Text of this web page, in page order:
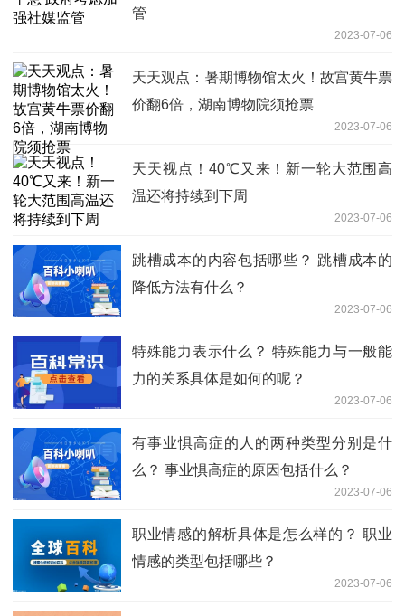
管
2023-07-06
天天观点：暑期博物馆太火！故宫黄牛票
价翻6倍，湖南博物院须抢票
2023-07-06
天天视点！40℃又来！新一轮大范围高
温还将持续到下周
2023-07-06
跳槽成本的内容包括哪些？ 跳槽成本的
降低方法有什么？
2023-07-06
特殊能力表示什么？ 特殊能力与一般能
力的关系具体是如何的呢？
2023-07-06
有事业惧高症的人的两种类型分别是什
么？ 事业惧高症的原因包括什么？
2023-07-06
职业情感的解析具体是怎么样的？ 职业
情感的类型包括哪些？
2023-07-06